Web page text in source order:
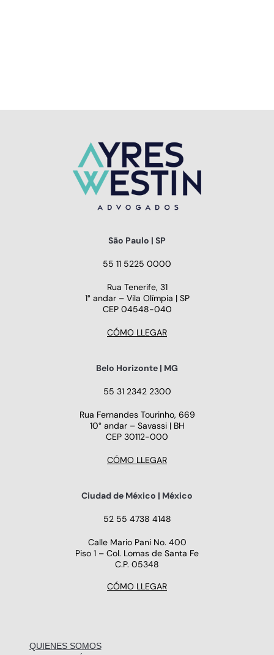
São Paulo | SP
55 11 5225 0000
Rua Tenerife, 31
1° andar – Vila Olímpia | SP
CEP 04548-040
CÓMO LLEGAR
Belo Horizonte | MG
55 31 2342 2300
Rua Fernandes Tourinho, 669
10° andar – Savassi | BH
CEP 30112-000
CÓMO LLEGAR
Ciudad de México | México
52 55 4738 4148
Calle Mario Pani No. 400
Piso 1 – Col. Lomas de Santa Fe
C.P. 05348
CÓMO LLEGAR
QUIENES SOMOS